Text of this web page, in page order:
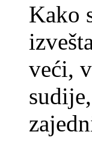
Kako
veći,